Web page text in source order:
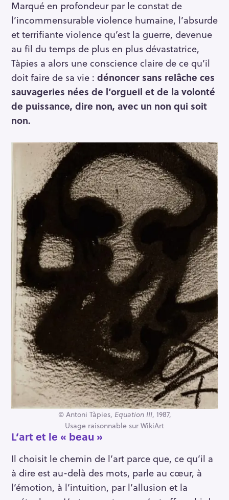
Marqué en profondeur par le constat de
l’incommensurable violence humaine, l’absurde
et terrifiante violence qu’est la guerre, devenue
au fil du temps de plus en plus dévastatrice,
Tàpies a alors une conscience claire de ce qu’il
doit faire de sa vie : dénoncer sans relâche ces
sauvageries nées de l’orgueil et de la volonté
de puissance, dire non, avec un non qui soit
non.
© Antoni Tàpies, Equation III, 1987,
Usage raisonnable sur WikiArt
L’art et le « beau »
Il choisit le chemin de l’art parce que, ce qu’il a
à dire est au-delà des mots, parle au cœur, à
l’émotion, à l’intuition, par l’allusion et la